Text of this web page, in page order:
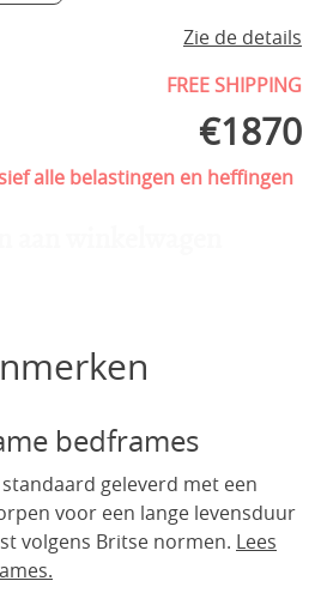
Zie de details
FREE SHIPPING
€1870
alle belastingen en heffingen
bedframes
geleverd met een
voor een lange levensduur
volgens Britse normen. Lees